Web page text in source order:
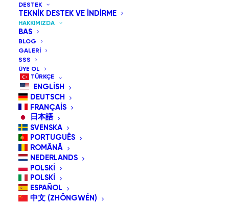
DESTEK
TEKNIK DESTEK VE İNDIRME
HAKKIMIZDA
BAS
BLOG
GALERI
SSS
ÜYE OL
TÜRKÇE
ENGLISH
DEUTSCH
FRANÇAIS
日本語
SVENSKA
PORTUGUÊS
ROMÂNĂ
NEDERLANDS
POLSKI
POLSKI
ESPAÑOL
中文 (ZHŌNGWÉN)
HakkındaGlassOuse Yardımcı
Cihaz